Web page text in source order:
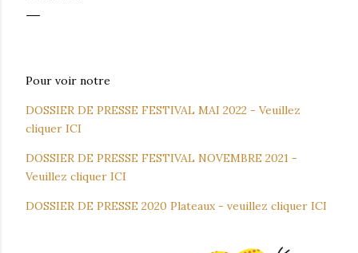
Pour voir notre
DOSSIER DE PRESSE FESTIVAL MAI 2022 - Veuillez
cliquer ICI
DOSSIER DE PRESSE FESTIVAL NOVEMBRE 2021 -
Veuillez cliquer ICI
DOSSIER DE PRESSE 2020 Plateaux - veuillez cliquer ICI